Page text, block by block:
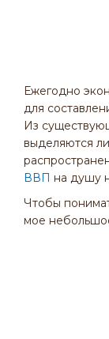
Ежегодно
для
Из
выделяются
ВВП на душу
Чтобы
мое